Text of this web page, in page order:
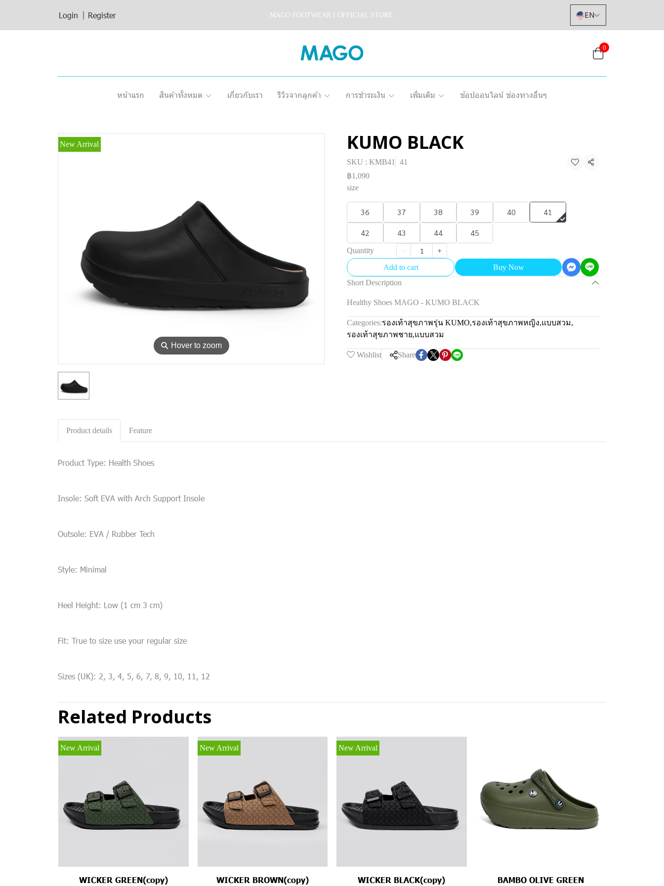
Login Register MAGO FOOTWEAR I OFFICIAL STORE EN
0
หน้าแรก สินค้าทั้งหมด เกี่ยวกับเรา รีวิวจากลูกค้า การชำระเงิน เพิ่มเติม ช้อปออนไลน์ ช่องทางอื่นๆ
⚲ Hover to zoom
New Arrival KUMO BLACK
SKU : KMB41 41
Share
฿1,090
size
36 37 38 39 40
41
42
43 44 45
Quantity
Add to cart
Buy Now
Short Description
Healthy Shoes MAGO - KUMO BLACK
Categories:รองเท้าสุขภาพรุ่น KUMO,รองเท้าสุขภาพหญิง,แบบสวม,
รองเท้าสุขภาพชาย,แบบสวม
Wishlist Share
Product details Feature
Product Type: Health Shoes
Insole: Soft EVA with Arch Support Insole
Outsole: EVA / Rubber Tech
Style: Minimal
Heel Height: Low (1 cm 3 cm)
Fit: True to size use your regular size
Sizes (UK): 2, 3, 4, 5, 6, 7, 8, 9, 10, 11, 12
Related Products
New Arrival
WICKER GREEN(copy)
New Arrival
WICKER BROWN(copy)
New Arrival
WICKER BLACK(copy) BAMBO OLIVE GREEN